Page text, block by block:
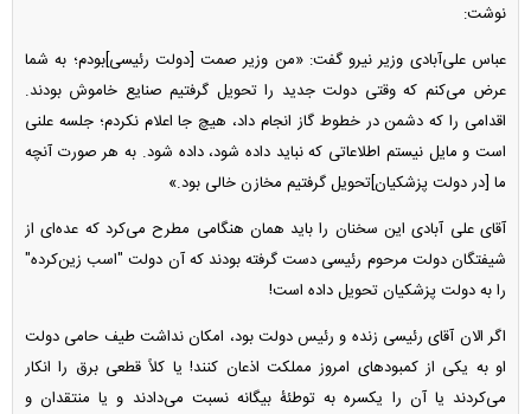
نوشت:
عباس علی‌آبادی وزیر نیرو گفت: «من وزیر صمت [دولت رئیسی]بودم؛ به شما
عرض می‌کنم که وقتی دولت جدید را تحویل گرفتیم صنایع خاموش بودند.
اقدامی را که دشمن در خطوط گاز انجام داد، هیچ جا اعلام نکردم؛ جلسه علنی
است و مایل نیستم اطلاعاتی که نباید داده شود، داده شود. به هر صورت آنچه
ما [در دولت پزشکیان]تحویل گرفتیم مخازن خالی بود.»
آقای علی آبادی این سخنان را باید همان هنگامی مطرح می‌کرد که عده‌ای از
شیفتگان دولت مرحوم رئیسی دست گرفته بودند که آن دولت "اسب زین‌کرده"
را به دولت پزشکیان تحویل داده است!
اگر الان آقای رئیسی زنده و رئیس دولت بود، امکان نداشت طیف حامی دولت
او به یکی از کمبود‌های امروز مملکت اذعان کنند! یا کلاً قطعی برق را انکار
می‌کردند یا آن را یکسره به توطئۀ بیگانه نسبت می‌دادند و یا منتقدان و